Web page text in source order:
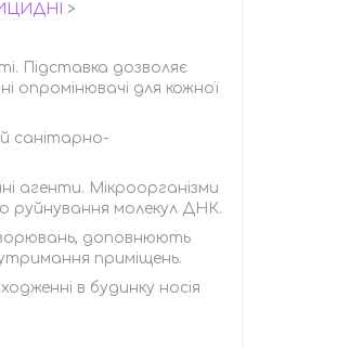
>
Підставка дозволяє
опромінювачі для кожної
санітарно-
агенти. Мікроорганізми
руйнування молекул ДНК.
доповнюють
приміщень.
в будинку носія